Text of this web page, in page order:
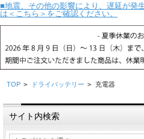
■地震、その他の影響により、遅延が発
は＜こちら＞をご確認ください。
TOP > ドライバッテリー > 充電器
サイト内検索